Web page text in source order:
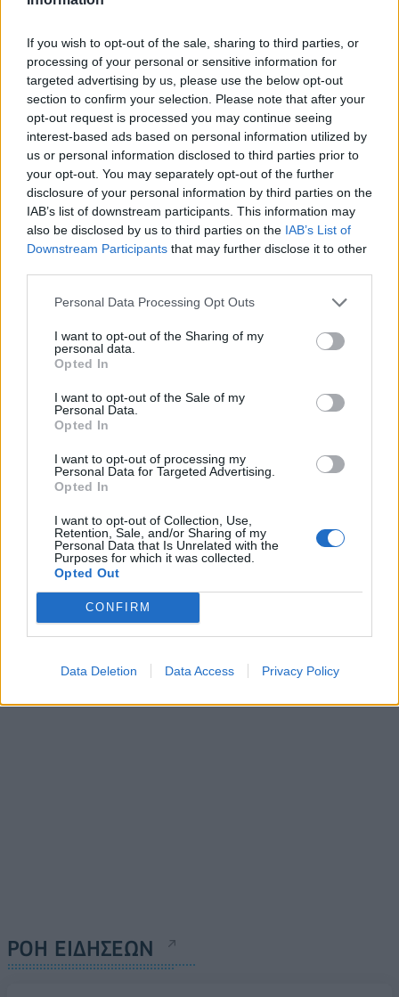
If you wish to opt-out of the sale, sharing to third parties, or
processing of your personal or sensitive information for
targeted advertising by us, please use the below opt-out
section to confirm your selection. Please note that after your
opt-out request is processed you may continue seeing
interest-based ads based on personal information utilized by
us or personal information disclosed to third parties prior to
your opt-out. You may separately opt-out of the further
disclosure of your personal information by third parties on the
IAB’s list of downstream participants. This information may
also be disclosed by us to third parties on the IAB’s List of
Downstream Participants that may further disclose it to other
Personal Data Processing Opt Outs
I want to opt-out of the Sharing of my
personal data.
Opted In
I want to opt-out of the Sale of my
Personal Data.
Opted In
I want to opt-out of processing my
Personal Data for Targeted Advertising.
Opted In
I want to opt-out of Collection, Use,
Retention, Sale, and/or Sharing of my
Personal Data that Is Unrelated with the
Purposes for which it was collected.
Opted Out
CONFIRM
Data Deletion Data Access Privacy Policy
Η συμφωνία Arval-Athlon αναδιαμορφώνει την αγορά leasing
VW: Η δύσκολη εξίσωση της
Alpha Bank: Για πρώτη φορά το
Αρχαίο Θέατρο Επιδαύρου
άνοιξε τις πύλες του σε όλους
ESG Report 2025: Πώς η ΑΒ Βασιλόπουλος μετατρέπει τη
βιωσιμότητα σε καθημερινή πράξη
ΠΕΡΙΣΣΌΤΕΡΑ ΣΕ ΑΥΤΉ ΤΗΝ ΚΑΤΗΓΟΡΊΑ
Όμιλος Grecotel:
Επενδύσεις 1 δισ. ευρώ
έως το 2030 - Σχέδια για
ανάπτυξη νέων µονάδων
28/11/2025 - 08:31
σχέση με την αντίστοιχη
περίοδο του 2024
ΡΟΗ ΕΙΔΗΣΕΩΝ